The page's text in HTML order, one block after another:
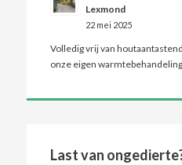
Lexmond
22 mei 2025
Volledig vrij van
onze eigen warmtebehandeling
Last van